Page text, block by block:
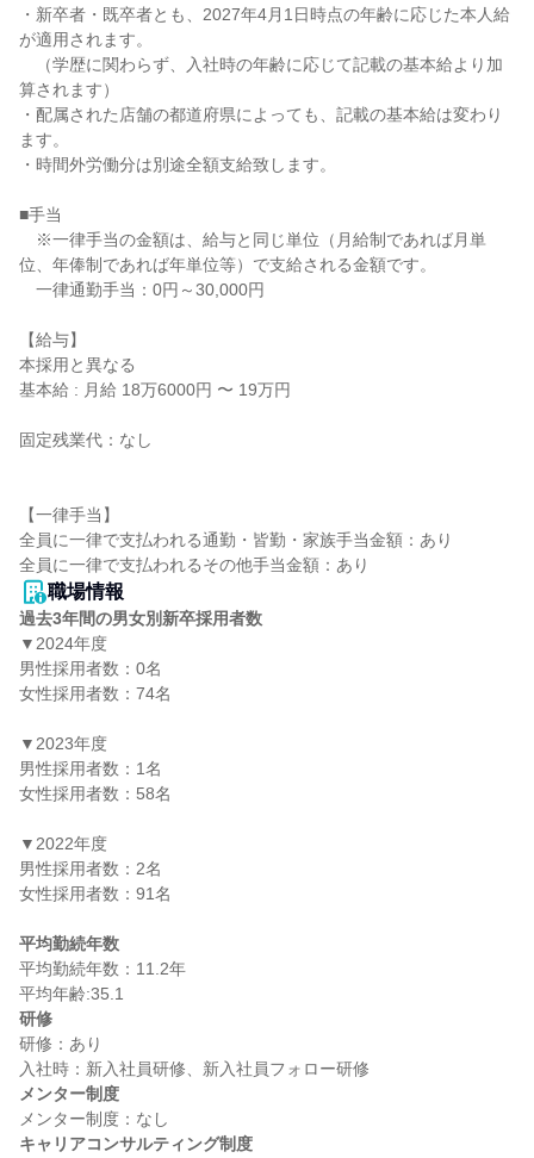
・新卒者・既卒者とも、2027年4月1日時点の年齢に応じた本人給
が適用されます。
（学歴に関わらず、入社時の年齢に応じて記載の基本給より加
算されます）
・配属された店舗の都道府県によっても、記載の基本給は変わり
ます。
・時間外労働分は別途全額支給致します。
■手当
※一律手当の金額は、給与と同じ単位（月給制であれば月単
位、年俸制であれば年単位等）で支給される金額です。
一律通勤手当：0円～30,000円
【給与】
本採用と異なる
基本給 : 月給 18万6000円 〜 19万円
固定残業代：なし
【一律手当】
全員に一律で支払われる通勤・皆勤・家族手当金額：あり
職場情報
過去3年間の男女別新卒採用者数
▼2024年度
男性採用者数：0名
女性採用者数：74名
▼2023年度
男性採用者数：1名
女性採用者数：58名
▼2022年度
男性採用者数：2名
女性採用者数：91名
平均勤続年数
平均勤続年数：11.2年
研修
研修：あり
メンター制度
キャリアコンサルティング制度